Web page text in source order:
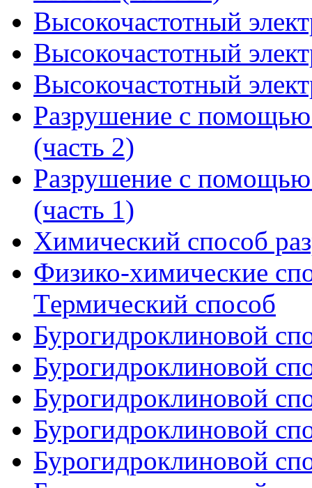
Высокочастотный
Высокочастотный
Высокочастотный
Разрушение с помощью
(часть 2)
Разрушение с помощью
(часть 1)
Химический способ
Физико-химические
Tермический способ
Бурогидроклиновой
Бурогидроклиновой
Бурогидроклиновой
Бурогидроклиновой
Бурогидроклиновой